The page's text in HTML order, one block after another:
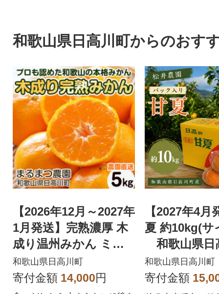
和歌山県日高川町からのおす
【2026年12月～2027年
1月発送】完熟濃厚 木
成り温州みかん ミッ
クスサイズ 5kg 和歌
山県
和歌山県日高川町
寄付金額 14,000円
【2027年4月
夏 約10kg(サ
和歌山県日
和歌山県日高川町
寄付金額